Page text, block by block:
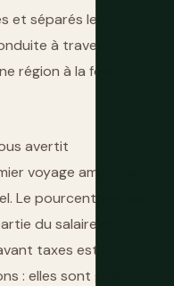
et séparés les uns
à travers un
région à la fois.
avertit
voyage américain.
Le pourcentage que
du salaire du
taxes est le
: elles sont grandes